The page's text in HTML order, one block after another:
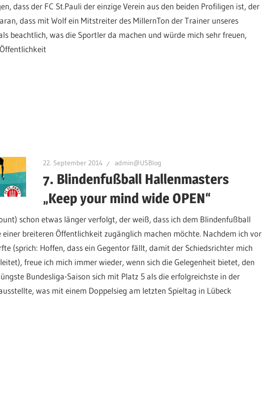
dass der FC St.Pauli der einzige Verein aus den beiden Profiligen ist, der
dass mit Wolf ein Mitstreiter des MillernTon der Trainer unseres
beachtlich, was die Sportler da machen und würde mich sehr freuen,
22. September 2014 admin@USBlog
7. Blindenfußball Hallenmasters
„Keep your mind wide OPEN“
schon etwas länger verfolgt, der weiß, dass ich dem Blindenfußball
breiteren Öffentlichkeit zugänglich machen möchte. Nachdem ich vor
(sprich: Hoffen, dass ein Gegentor fällt, damit der Schiedsrichter mich
freue ich mich immer wieder, wenn sich die Gelegenheit bietet, den
Bundesliga-Saison sich mit Platz 5 als die erfolgreichste in der
was mit einem Doppelsieg am letzten Spieltag in Lübeck